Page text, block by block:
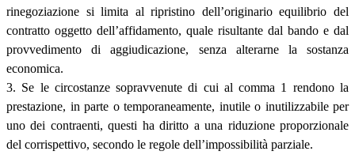
rinegoziazione si limita al ripristino dell’originario equilibrio del
contratto oggetto dell’affidamento, quale risultante dal bando e dal
provvedimento di aggiudicazione, senza alterarne la sostanza
economica.
3. Se le circostanze sopravvenute di cui al comma 1 rendono la
prestazione, in parte o temporaneamente, inutile o inutilizzabile per
uno dei contraenti, questi ha diritto a una riduzione proporzionale
del corrispettivo, secondo le regole dell’impossibilità parziale.